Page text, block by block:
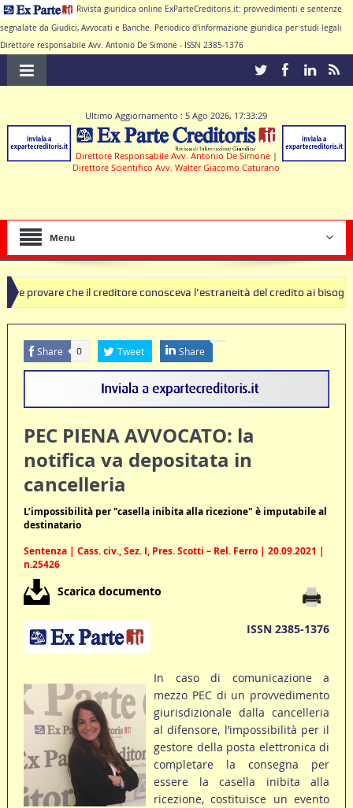
Rivista giuridica online ExParteCreditoris.it: provvedimenti e sentenze
segnalate da Giudici, Avvocati e Banche. Periodico d'informazione giuridica per studi legali
Direttore responsabile Avv. Antonio De Simone - ISSN 2385-1376
Ultimo Aggiornamento : 5 Ago 2026, 17:33:29
Direttore Responsabile Avv. Antonio De Simone |
Direttore Scientifico Avv. Walter Giacomo Caturano
Menu
che il creditore conosceva l’estraneità del credito ai bisogni della
di clausole nulle deve produrre il contratto di conto corrente
Share 0 Tweet Share
PEC PIENA AVVOCATO: la
notifica va depositata in
cancelleria
L’impossibilità per "casella inibita alla ricezione" è imputabile al
destinatario
Sentenza | Cass. civ., Sez. I, Pres. Scotti – Rel. Ferro | 20.09.2021 |
n.25426
Scarica documento
ISSN 2385-1376
In caso di comunicazione a
mezzo PEC di un provvedimento
giurisdizionale dalla cancelleria
al difensore, l’impossibilità per il
gestore della posta elettronica di
completare la consegna per
essere la casella inibita alla
ricezione, costituisce un evento